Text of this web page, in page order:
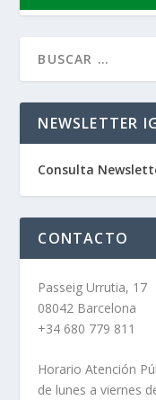
NEWSLETTER
Consulta
CONTACTO
Passeig Urrutia, 17
08042 Barcelona
+34 680 779 811
Horario Atención
de lunes a viernes